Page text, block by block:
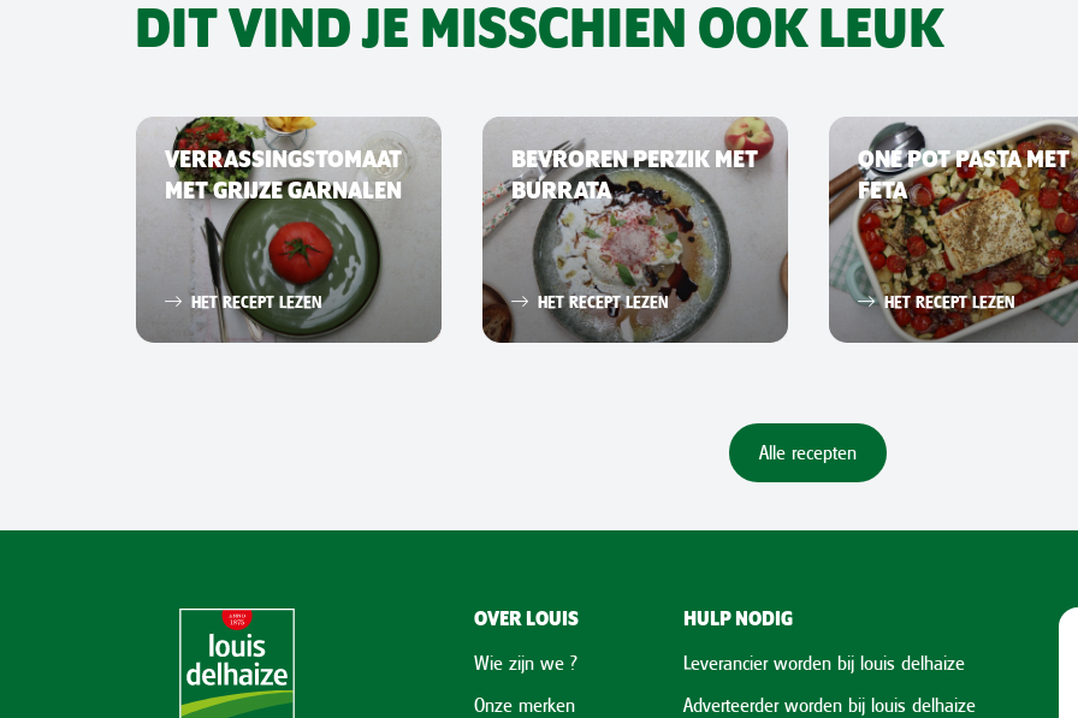
DIT VIND JE MISSCHIEN OOK LEUK
VERRASSINGSTOMAAT
MET GRIJZE GARNALEN
HET RECEPT LEZEN
BEVROREN PERZIK MET
BURRATA
HET RECEPT LEZEN
ONE POT PASTA MET
FETA
HET RECEPT LEZEN
Alle recepten
OVER LOUIS
Wie zijn we ?
Onze merken
HULP NODIG
Leverancier worden bij louis delhaize
Adverteerder worden bij louis delhaize